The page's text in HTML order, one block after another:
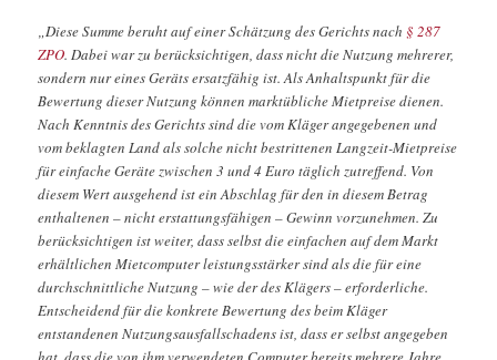
„Diese Summe beruht auf einer Schätzung des Gerichts nach § 287
ZPO. Dabei war zu berücksichtigen, dass nicht die Nutzung mehrerer,
sondern nur eines Geräts ersatzfähig ist. Als Anhaltspunkt für die
Bewertung dieser Nutzung können marktübliche Mietpreise dienen.
Nach Kenntnis des Gerichts sind die vom Kläger angegebenen und
vom beklagten Land als solche nicht bestrittenen Langzeit-Mietpreise
für einfache Geräte zwischen 3 und 4 Euro täglich zutreffend. Von
diesem Wert ausgehend ist ein Abschlag für den in diesem Betrag
enthaltenen – nicht erstattungsfähigen – Gewinn vorzunehmen. Zu
berücksichtigen ist weiter, dass selbst die einfachen auf dem Markt
erhältlichen Mietcomputer leistungsstärker sind als die für eine
durchschnittliche Nutzung – wie der des Klägers – erforderliche.
Entscheidend für die konkrete Bewertung des beim Kläger
entstandenen Nutzungsausfallschadens ist, dass er selbst angegeben